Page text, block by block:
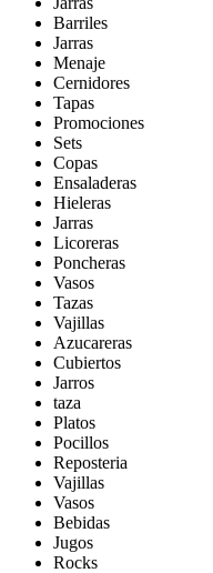
Barriles
Jarras
Menaje
Cernidores
Tapas
Promociones
Sets
Copas
Ensaladeras
Hieleras
Jarras
Licoreras
Poncheras
Vasos
Tazas
Vajillas
Azucareras
Cubiertos
Jarros
taza
Platos
Pocillos
Reposteria
Vajillas
Vasos
Bebidas
Jugos
Rocks